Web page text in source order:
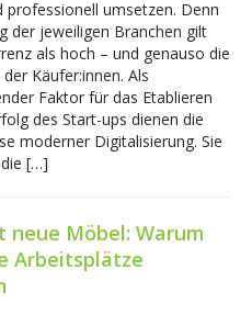
professionell umsetzen. Denn
der jeweiligen Branchen gilt
als hoch – und genauso die
Käufer:innen. Als
Faktor für das Etablieren
des Start-ups dienen die
moderner Digitalisierung. Sie
[…]
neue Möbel: Warum
Arbeitsplätze